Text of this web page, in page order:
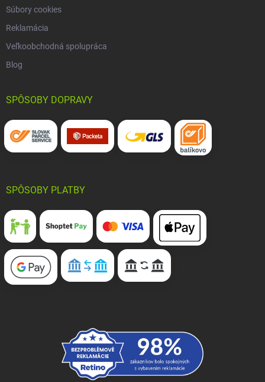
Súbory cookies
Reklamácia
Veľkoobchodná spolupráca
Blog
SPÔSOBY DOPRAVY
SPÔSOBY PLATBY